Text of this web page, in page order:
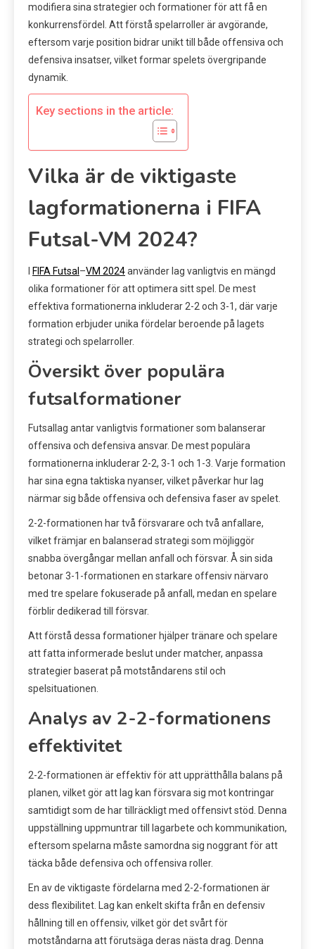
modifiera sina strategier och formationer för att få en
konkurrensfördel. Att förstå spelarroller är avgörande,
eftersom varje position bidrar unikt till både offensiva och
defensiva insatser, vilket formar spelets övergripande
dynamik.
Key sections in the article:
Vilka är de viktigaste
lagformationerna i FIFA
Futsal-VM 2024?
FIFA Futsal –VM 2024använder lag vanligtvis en mängd
olika formationer för att optimera sitt spel. De mest
effektiva formationerna inkluderar 2-2 och 3-1, där varje
formation erbjuder unika fördelar beroende på lagets
strategi och spelarroller.
Översikt över populära
futsalformationer
Futsallag antar vanligtvis formationer som balanserar
offensiva och defensiva ansvar. De mest populära
formationerna inkluderar 2-2, 3-1 och 1-3. Varje formation
har sina egna taktiska nyanser, vilket påverkar hur lag
närmar sig både offensiva och defensiva faser av spelet.
2-2-formationen har två försvarare och två anfallare,
vilket främjar en balanserad strategi som möjliggör
snabba övergångar mellan anfall och försvar. Å sin sida
betonar 3-1-formationen en starkare offensiv närvaro
med tre spelare fokuserade på anfall, medan en spelare
förblir dedikerad till försvar.
Att förstå dessa formationer hjälper tränare och spelare
att fatta informerade beslut under matcher, anpassa
strategier baserat på motståndarens stil och
spelsituationen.
Analys av 2-2-formationens
effektivitet
2-2-formationen är effektiv för att upprätthålla balans på
planen, vilket gör att lag kan försvara sig mot kontringar
samtidigt som de har tillräckligt med offensivt stöd. Denna
uppställning uppmuntrar till lagarbete och kommunikation,
eftersom spelarna måste samordna sig noggrant för att
täcka både defensiva och offensiva roller.
En av de viktigaste fördelarna med 2-2-formationen är
dess flexibilitet. Lag kan enkelt skifta från en defensiv
hållning till en offensiv, vilket gör det svårt för
motståndarna att förutsäga deras nästa drag. Denna